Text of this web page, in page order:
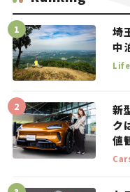
埼
中
新
ク
値
り